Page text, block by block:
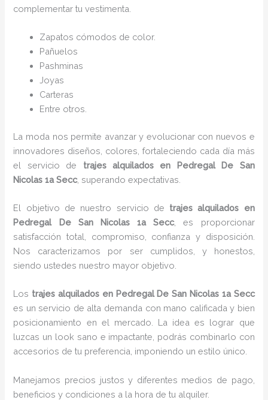
complementar tu vestimenta.
Zapatos cómodos de color.
Pañuelos
Pashminas
Joyas
Carteras
Entre otros.
La moda nos permite avanzar y evolucionar con nuevos e
innovadores diseños, colores, fortaleciendo cada día más
el servicio de trajes alquilados
en Pedregal De San
Nicolas 1a Secc, superando expectativas.
El objetivo de nuestro servicio de trajes alquilados en
Pedregal De San Nicolas 1a Secc, es proporcionar
satisfacción total, compromiso, confianza y disposición.
Nos caracterizamos por ser cumplidos, y honestos,
siendo ustedes nuestro mayor objetivo.
Los trajes alquilados en Pedregal De San Nicolas 1a Secc
es un servicio de alta demanda con mano calificada y bien
posicionamiento en el mercado. La idea es lograr que
luzcas un look sano e impactante, podrás combinarlo con
accesorios de tu preferencia, imponiendo un estilo único.
Manejamos precios justos y diferentes medios de pago,
beneficios y condiciones a la hora de tu alquiler.